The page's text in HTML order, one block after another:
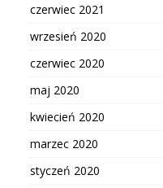
czerwiec 2021
wrzesień 2020
czerwiec 2020
maj 2020
kwiecień 2020
marzec 2020
styczeń 2020